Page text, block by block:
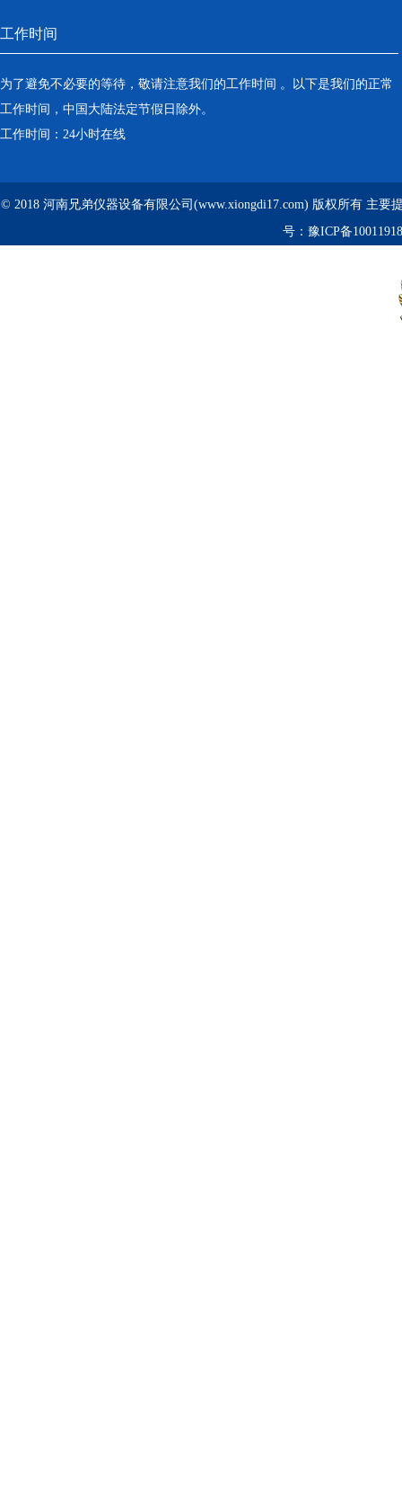
工作时间
为了避免不必要的等待，敬请注意我们的工作时间 。以下是我们的正常
工作时间，中国大陆法定节假日除外。
工作时间：24小时在线
© 2018 河南兄弟仪器设备有限公司(www.xiongdi17.com) 版权所有 主要
号： 豫ICP备